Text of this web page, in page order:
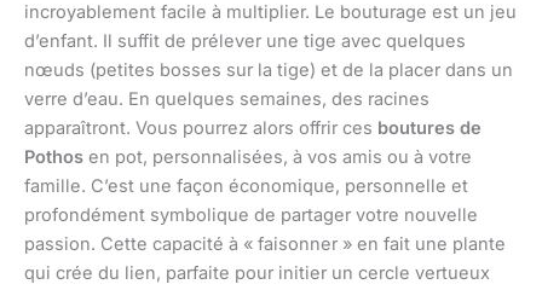
incroyablement facile à multiplier. Le bouturage est un jeu
d’enfant. Il suffit de prélever une tige avec quelques
nœuds (petites bosses sur la tige) et de la placer dans un
verre d’eau. En quelques semaines, des racines
apparaîtront. Vous pourrez alors offrir ces boutures de
Pothos en pot, personnalisées, à vos amis ou à votre
famille. C’est une façon économique, personnelle et
profondément symbolique de partager votre nouvelle
passion. Cette capacité à « faisonner » en fait une plante
qui crée du lien, parfaite pour initier un cercle vertueux